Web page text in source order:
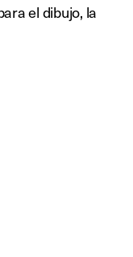
el dibujo, la